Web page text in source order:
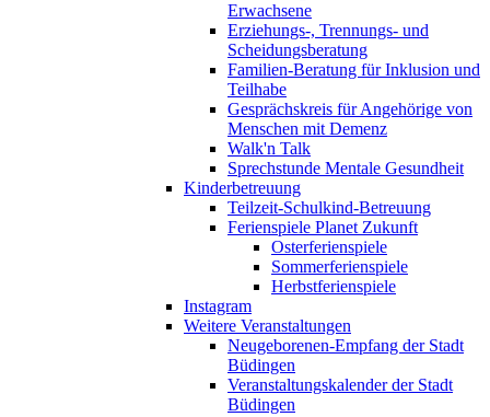
Erwachsene
Erziehungs-, Trennungs- und
Scheidungsberatung
Familien-Beratung für Inklusion und
Teilhabe
Gesprächskreis für Angehörige von
Menschen mit Demenz
Walk'n Talk
Sprechstunde Mentale Gesundheit
Kinderbetreuung
Teilzeit-Schulkind-Betreuung
Ferienspiele Planet Zukunft
Osterferienspiele
Sommerferienspiele
Herbstferienspiele
Instagram
Weitere Veranstaltungen
Neugeborenen-Empfang der Stadt
Büdingen
Veranstaltungskalender der Stadt
Büdingen